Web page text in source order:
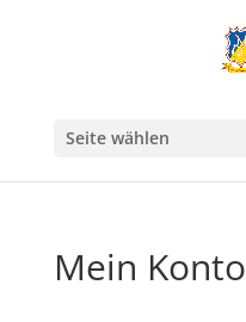
Seite wählen
Mein Konto